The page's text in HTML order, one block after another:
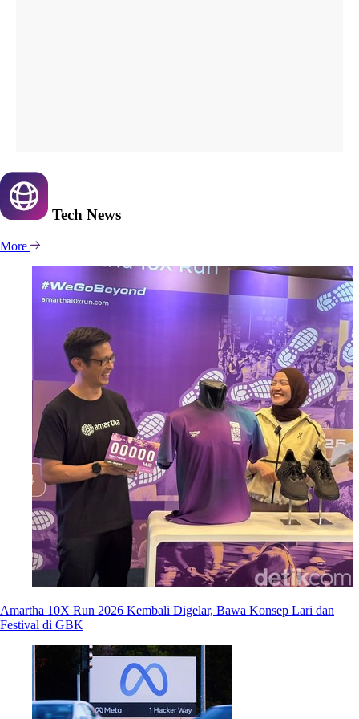
Tech News
More
Amartha 10X Run 2026 Kembali Digelar, Bawa Konsep Lari dan
Festival di GBK